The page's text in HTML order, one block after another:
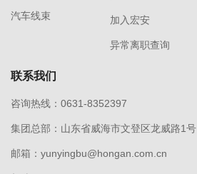
汽车线束 加入宏安
异常离职查询
联系我们
咨询热线：0631-8352397
集团总部：山东省威海市文登区龙威路1号
邮箱：yunyingbu@hongan.com.cn